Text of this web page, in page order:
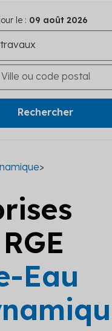
le : 09 août 2026
>
Eau